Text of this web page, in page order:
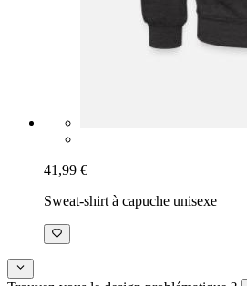
41,99 €
Sweat-shirt à capuche unisexe